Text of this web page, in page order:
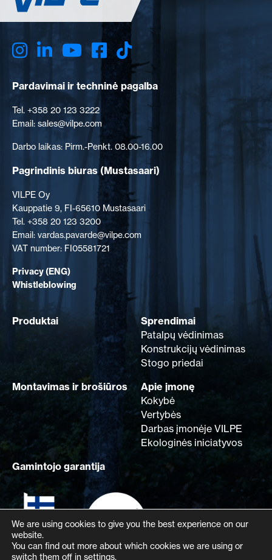
Pardavimai ir techninė pagalba
Tel. +358 20 123 3222
Email: sales@vilpe.com
Darbo laikas: Pirm.-Penkt. 08.00-16.00
Pagrindinis biuras(Mustasaari)
VILPE Oy
Kauppatie 9, FI-65610 Mustasaari
Tel. +358 20 123 3200
Email: vardas.pavarde@vilpe.com
VAT number: FI05581721
Privacy (ENG)
Whistleblowing
Produktai
Sprendimai
Patalpų vėdinimas
Konstrukcijų vėdinimas
Stogo priedai
Montavimas ir brošiūros
Apie įmonę
Kokybė
Vertybės
Darbas įmonėje VILPE
Ekologinės iniciatyvos
Gamintojo garantija
We are using cookies to give you the best experience on our
website.
You can find out more about which cookies we are using or
switch them off in settings.